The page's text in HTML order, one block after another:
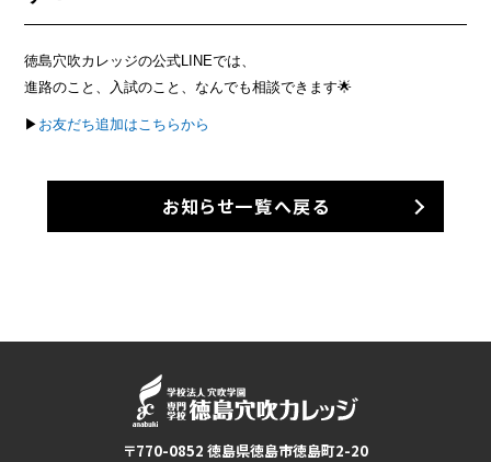
徳島穴吹カレッジの公式LINEでは、
進路のこと、入試のこと、なんでも相談できます🌟
▶ お友だち追加はこちらから
お知らせ一覧へ戻る
〒770-0852 徳島県徳島市徳島町2-20